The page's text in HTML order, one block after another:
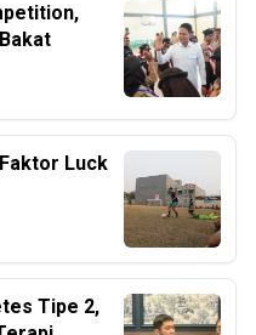
Luck
Tipe 2,